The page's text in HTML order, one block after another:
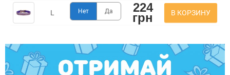
L Нет Да 224
грн В КОРЗИНУ